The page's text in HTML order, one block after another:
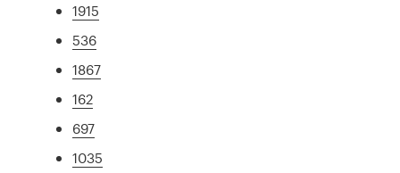
1915
536
1867
162
697
1035